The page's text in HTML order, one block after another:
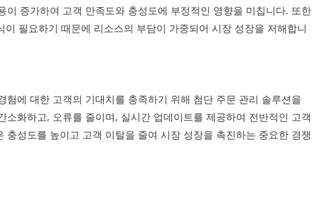
이 증가하여 고객 만족도와 충성도에 부정적인 영향을 미칩니다. 또한
필요하기 때문에 리소스의 부담이 가중되어 시장 성장을 저해합니
에 대한 고객의 기대치를 충족하기 위해 첨단 주문 관리 솔루션을
화하고, 오류를 줄이며, 실시간 업데이트를 제공하여 전반적인 고객
성도를 높이고 고객 이탈을 줄여 시장 성장을 촉진하는 중요한 경쟁